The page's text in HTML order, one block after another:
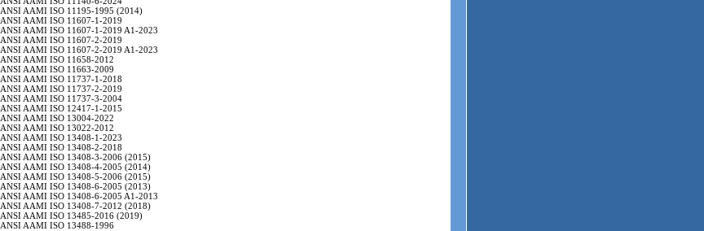
ANSI AAMI ISO 11195-1995 (2014)
ANSI AAMI ISO 11607-1-2019
ANSI AAMI ISO 11607-1-2019 A1-2023
ANSI AAMI ISO 11607-2-2019
ANSI AAMI ISO 11607-2-2019 A1-2023
ANSI AAMI ISO 11658-2012
ANSI AAMI ISO 11663-2009
ANSI AAMI ISO 11737-1-2018
ANSI AAMI ISO 11737-2-2019
ANSI AAMI ISO 11737-3-2004
ANSI AAMI ISO 12417-1-2015
ANSI AAMI ISO 13004-2022
ANSI AAMI ISO 13022-2012
ANSI AAMI ISO 13408-1-2023
ANSI AAMI ISO 13408-2-2018
ANSI AAMI ISO 13408-3-2006 (2015)
ANSI AAMI ISO 13408-4-2005 (2014)
ANSI AAMI ISO 13408-5-2006 (2015)
ANSI AAMI ISO 13408-6-2005 (2013)
ANSI AAMI ISO 13408-6-2005 A1-2013
ANSI AAMI ISO 13408-7-2012 (2018)
ANSI AAMI ISO 13485-2016 (2019)
ANSI AAMI ISO 13488-1996